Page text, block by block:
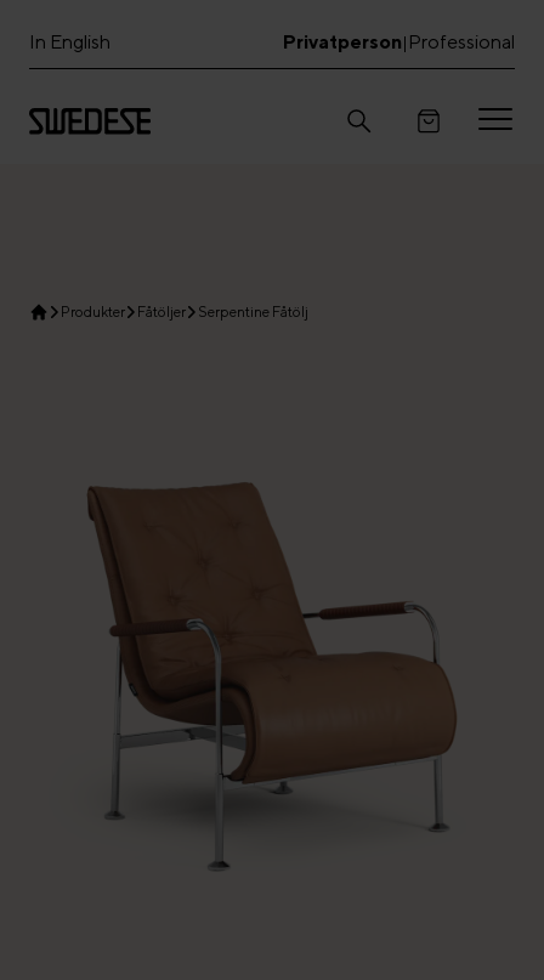
In English Privatperson| Professional
Produkter Fåtöljer Serpentine Fåtölj